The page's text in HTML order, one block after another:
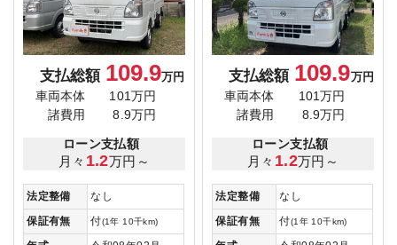
支払総額 109.9万円
車両本体
101万円
諸費用
8.9万円
ローン支払額
月々 1.2万円～
法定整備
なし
保証有無
付(1年 10千km)
支払総額 109.9万円
車両本体
101万円
諸費用
8.9万円
ローン支払額
月々 1.2万円～
法定整備
なし
保証有無
付(1年 10千km)